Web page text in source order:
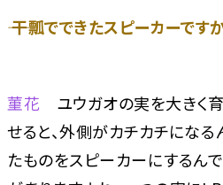
―― 干瓢でできたスピーカーですか
菫花 ユウガオの実を大きく
せると、外側がカチカチになる
たものをスピーカーにするん